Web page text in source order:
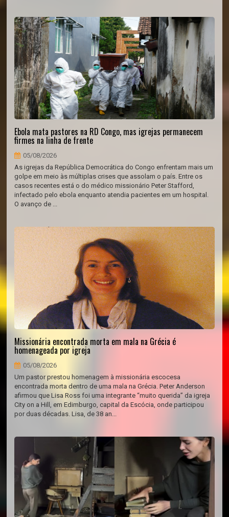
Ebola mata pastores na RD Congo, mas igrejas permanecem
firmes na linha de frente
05/08/2026
As igrejas da República Democrática do Congo enfrentam mais um
golpe em meio às múltiplas crises que assolam o país. Entre os
casos recentes está o do médico missionário Peter Stafford,
infectado pelo ebola enquanto atendia pacientes em um hospital.
O avanço de ...
Missionária encontrada morta em mala na Grécia é
homenageada por igreja
05/08/2026
Um pastor prestou homenagem à missionária escocesa
encontrada morta dentro de uma mala na Grécia. Peter Anderson
afirmou que Lisa Ross foi uma integrante “muito querida” da igreja
City on a Hill, em Edimburgo, capital da Escócia, onde participou
por duas décadas. Lisa, de 38 an...